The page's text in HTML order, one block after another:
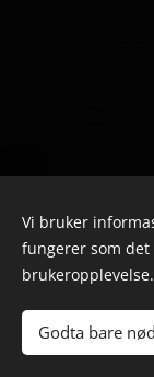
©️
Drevet
Vi bruker
fungerer som
brukeropplevelse.
Godta bare